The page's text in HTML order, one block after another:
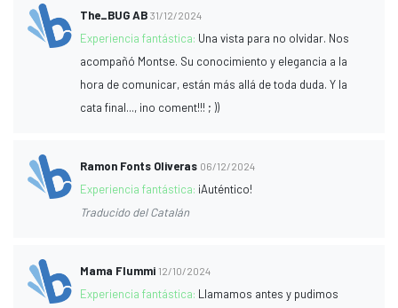
The_BUG AB 31/12/2024
Experiencia fantástica: Una vista para no olvidar. Nos
acompañó Montse. Su conocimiento y elegancia a la
hora de comunicar, están más allá de toda duda. Y la
cata final..., ¡no coment!!! ; ))
Ramon Fonts Oliveras 06/12/2024
Experiencia fantástica: ¡Auténtico!
Traducido del Catalán
Mama Flummi 12/10/2024
Experiencia fantástica: Llamamos antes y pudimos